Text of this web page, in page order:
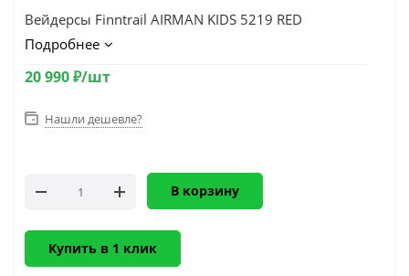
Вейдерсы Finntrail AIRMAN KIDS 5219 RED
Подробнее
20 990₽/шт
Нашли дешевле?
В корзину
Купить в 1 клик